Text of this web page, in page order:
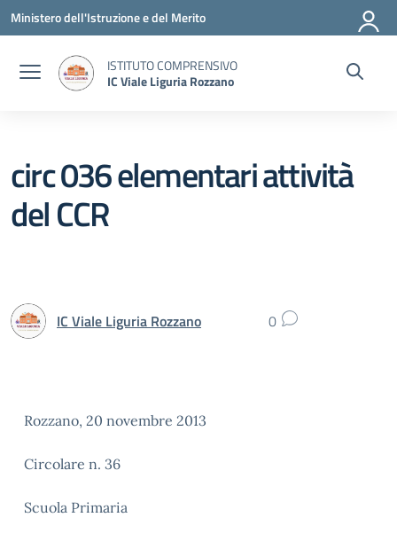
Vai ai contenuti
Vai al menu di navigazione
Vai al footer
Ministero dell'Istruzione e del Merito
ISTITUTO COMPRENSIVO
IC Viale Liguria Rozzano
circ 036 elementari attività
del CCR
IC Viale Liguria Rozzano 0
Rozzano, 20 novembre 2013
Circolare n. 36
Scuola Primaria